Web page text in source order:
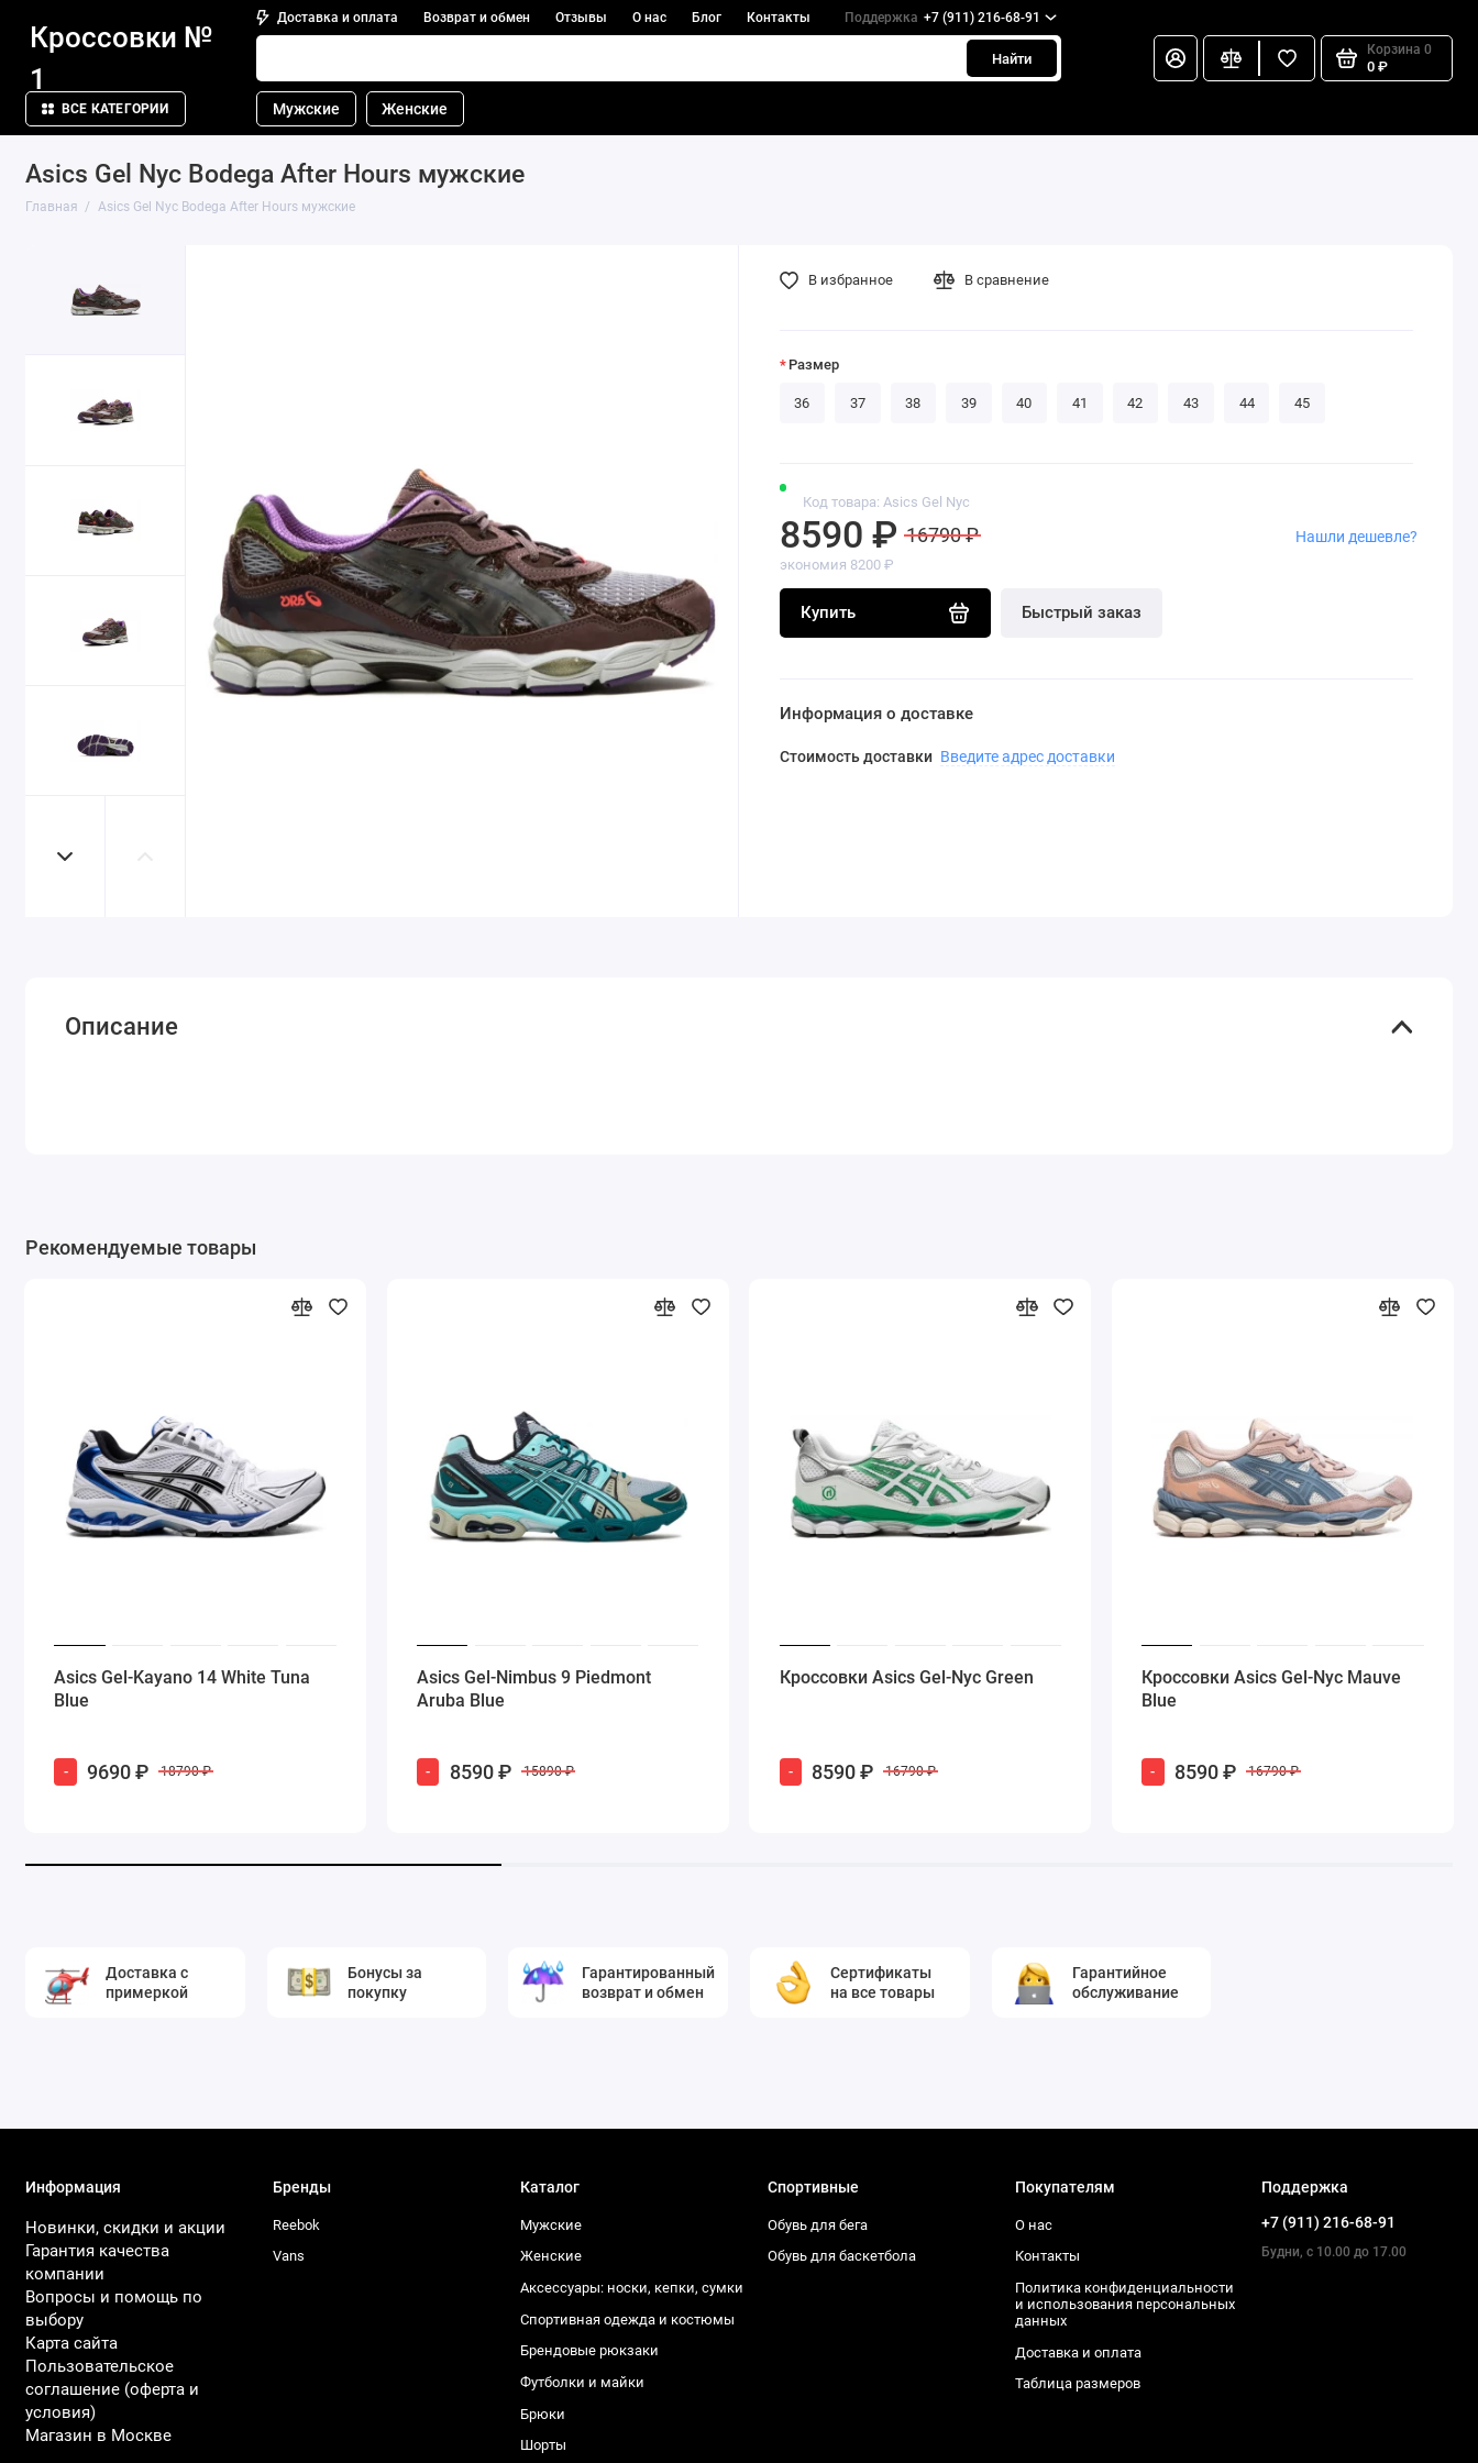
Доставка и оплата Возврат и обмен Отзывы О нас Блог Контакты Поддержка +7 (911) 216-68-91
Кроссовки №
1
Найти
Корзина 0
0 ₽
ВСЕ КАТЕГОРИИ Мужские Женские
Asics Gel Nyc Bodega After Hours мужские
Главная Asics Gel Nyc Bodega After Hours мужские
Код товара: Asics Gel Nyc
8590 ₽ 16790 ₽
экономия 8200 ₽
Купить Быстрый заказ
Нашли дешевле?
В избранное В сравнение
Размер
36 37 38 39 40 41 42 43 44 45
Информация о доставке
Стоимость доставки Введите адрес доставки
Описание
Рекомендуемые товары
Asics Gel-Kayano 14 White Tuna
Blue
- 9690 ₽ 18790 ₽
Asics Gel-Nimbus 9 Piedmont
Aruba Blue
- 8590 ₽ 15890 ₽
Кроссовки Asics Gel-Nyc Green
- 8590 ₽ 16790 ₽
Кроссовки Asics Gel-Nyc Mauve
Blue
- 8590 ₽ 16790 ₽
Доставка с
примеркой
Бонусы за
покупку
Гарантированный
возврат и обмен
Сертификаты
на все товары
Гарантийное
обслуживание
Информация
Новинки, скидки и акции
Гарантия качества
компании
Вопросы и помощь по
выбору
Карта сайта
Пользовательское
соглашение (оферта и
условия)
Магазин в Москве
Бренды
Reebok
Vans
Каталог
Мужские
Женские
Аксессуары: носки, кепки, сумки
Спортивная одежда и костюмы
Брендовые рюкзаки
Футболки и майки
Брюки
Шорты
Спортивные
Обувь для бега
Обувь для баскетбола
Покупателям
О нас
Контакты
Политика конфиденциальности
и использования персональных
данных
Доставка и оплата
Таблица размеров
Поддержка
+7 (911) 216-68-91
Будни, с 10.00 до 17.00